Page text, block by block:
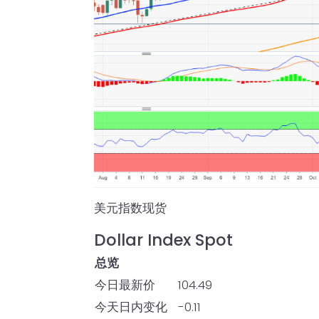
美元指数现货
Dollar Index Spot
总览
今日最新价
104.49
今天日内变化
-0.11